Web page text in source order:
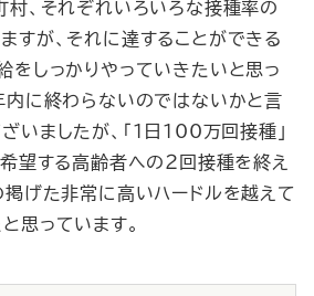
村、それぞれいろいろな接種率の
すが、それに達することができる
をしっかりやっていきたいと思っ
内に終わらないのではないかと言
いましたが、「1日100万回接種」
希望する高齢者への２回接種を終え
掲げた非常に高いハードルを越えて
思っています。